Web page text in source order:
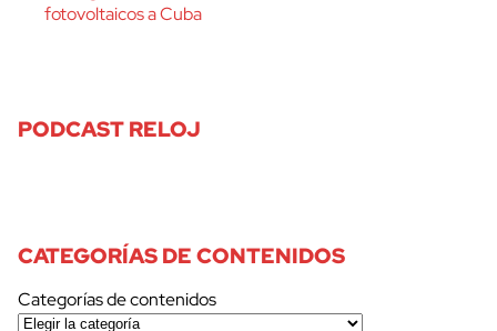
fotovoltaicos a Cuba
PODCAST RELOJ
CATEGORÍAS DE CONTENIDOS
Categorías de contenidos